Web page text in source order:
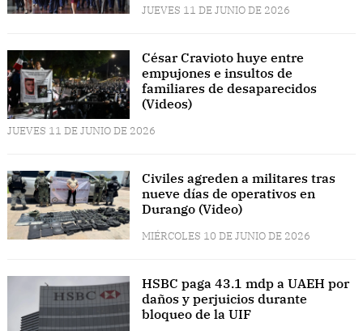
JUEVES 11 DE JUNIO DE 2026
César Cravioto huye entre
empujones e insultos de
familiares de desaparecidos
(Videos)
JUEVES 11 DE JUNIO DE 2026
Civiles agreden a militares tras
nueve días de operativos en
Durango (Video)
MIÉRCOLES 10 DE JUNIO DE 2026
HSBC paga 43.1 mdp a UAEH por
daños y perjuicios durante
bloqueo de la UIF